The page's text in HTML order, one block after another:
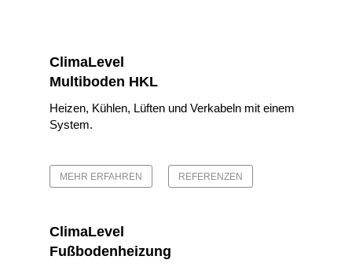
ClimaLevel
Multiboden HKL
Heizen, Kühlen, Lüften und Verkabeln mit einem
System.
MEHR ERFAHREN REFERENZEN
ClimaLevel
Fußbodenheizung